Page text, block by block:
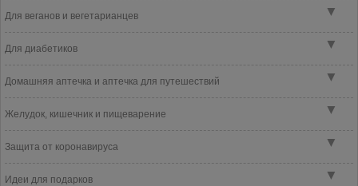
▼
Для веганов и вегетарианцев
▼
Для диабетиков
▼
Домашняя аптечка и аптечка для путешествий
▼
Желудок, кишечник и пищеварение
▼
Защита от коронавируса
▼
Идеи для подарков